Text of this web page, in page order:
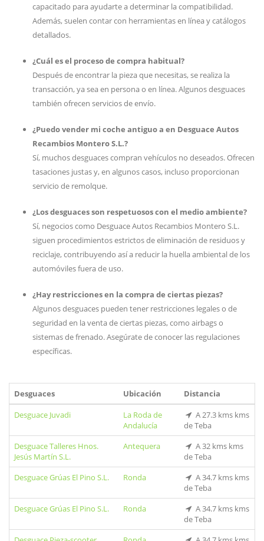
capacitado para ayudarte a determinar la compatibilidad.
Además, suelen contar con herramientas en línea y catálogos
detallados.
¿Cuál es el proceso de compra habitual?
Después de encontrar la pieza que necesitas, se realiza la
transacción, ya sea en persona o en línea. Algunos desguaces
también ofrecen servicios de envío.
¿Puedo vender mi coche antiguo a en Desguace Autos
Recambios Montero S.L.?
Sí, muchos desguaces compran vehículos no deseados. Ofrecen
tasaciones justas y, en algunos casos, incluso proporcionan
servicio de remolque.
¿Los desguaces son respetuosos con el medio ambiente?
Sí, negocios como Desguace Autos Recambios Montero S.L.
siguen procedimientos estrictos de eliminación de residuos y
reciclaje, contribuyendo así a reducir la huella ambiental de los
automóviles fuera de uso.
¿Hay restricciones en la compra de ciertas piezas?
Algunos desguaces pueden tener restricciones legales o de
seguridad en la venta de ciertas piezas, como airbags o
sistemas de frenado. Asegúrate de conocer las regulaciones
específicas.
Desguaces Ubicación
Distancia
Desguace Juvadi
La Roda de
Andalucía
A 27.3 kms kms
de Teba
Desguace Talleres Hnos.
Jesús Martín S.L.
Antequera
A 32 kms kms
de Teba
Desguace Grúas El Pino S.L.
Ronda
A 34.7 kms kms
de Teba
Desguace Grúas El Pino S.L.
Ronda
A 34.7 kms kms
de Teba